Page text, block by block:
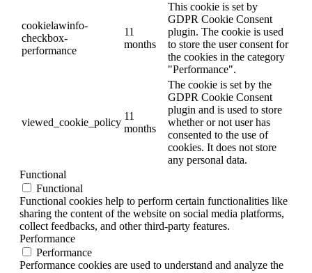
cookielawinfo-
checkbox-
performance
11
months
This cookie is set by
GDPR Cookie Consent
plugin. The cookie is used
to store the user consent for
the cookies in the category
"Performance".
viewed_cookie_policy
11
months
The cookie is set by the
GDPR Cookie Consent
plugin and is used to store
whether or not user has
consented to the use of
cookies. It does not store
any personal data.
Functional
Functional
Functional cookies help to perform certain functionalities like
sharing the content of the website on social media platforms,
collect feedbacks, and other third-party features.
Performance
Performance
Performance cookies are used to understand and analyze the